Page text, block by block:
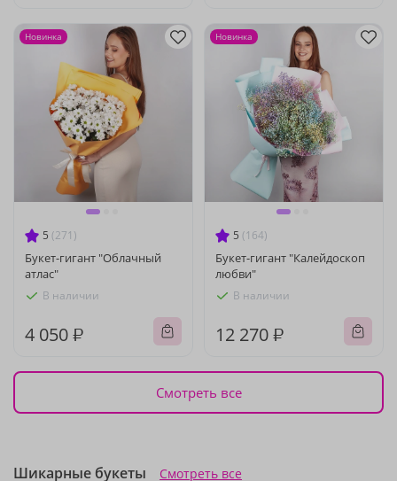
5 (271)
Букет-гигант "Облачный
атлас"
В наличии
4 050 ₽
Новинка
5 (164)
Букет-гигант "Калейдоскоп
любви"
В наличии
12 270 ₽
Новинка
Смотреть все
Шикарные букеты Смотреть все